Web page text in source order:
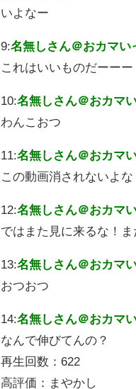
いよなー
9:名無しさん＠おカマい
これはいいものだーーー
10:名無しさん＠おカマ
わんこおつ
11:名無しさん＠おカマ
この動画消されないよな
12:名無しさん＠おカマ
ではまた見に来るな！
13:名無しさん＠おカマ
おつおつ
14:名無しさん＠おカマ
なんで伸びてんの？
再生回数：622
高評価：まやかし